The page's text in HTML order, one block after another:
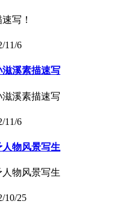
写！
11/6
溪素描速写
溪素描速写
11/6
物风景写生
物风景写生
10/25